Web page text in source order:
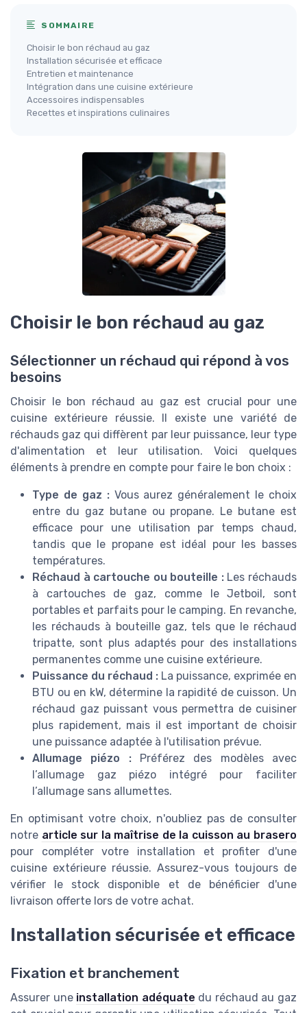
SOMMAIRE
Choisir le bon réchaud au gaz
Installation sécurisée et efficace
Entretien et maintenance
Intégration dans une cuisine extérieure
Accessoires indispensables
Recettes et inspirations culinaires
Choisir le bon réchaud au gaz
Sélectionner un réchaud qui répond à vos
besoins
Choisir le bon réchaud au gaz est crucial pour une
cuisine extérieure réussie. Il existe une variété de
réchauds gaz qui diffèrent par leur puissance, leur type
d'alimentation et leur utilisation. Voici quelques
éléments à prendre en compte pour faire le bon choix :
Type de gaz :Vous aurez généralement le choix
entre du gaz butane ou propane. Le butane est
efficace pour une utilisation par temps chaud,
tandis que le propane est idéal pour les basses
températures.
Réchaud à cartouche ou bouteille :Les réchauds
à cartouches de gaz, comme le Jetboil, sont
portables et parfaits pour le camping. En revanche,
les réchauds à bouteille gaz, tels que le réchaud
tripatte, sont plus adaptés pour des installations
permanentes comme une cuisine extérieure.
Puissance du réchaud : La puissance, exprimée en
BTU ou en kW, détermine la rapidité de cuisson. Un
réchaud gaz puissant vous permettra de cuisiner
plus rapidement, mais il est important de choisir
une puissance adaptée à l'utilisation prévue.
Allumage piézo :Préférez des modèles avec
l’allumage gaz piézo intégré pour faciliter
l’allumage sans allumettes.
En optimisant votre choix, n'oubliez pas de consulter
notre article sur la maîtrise de la cuisson au brasero
pour compléter votre installation et profiter d'une
cuisine extérieure réussie. Assurez-vous toujours de
vérifier le stock disponible et de bénéficier d'une
livraison offerte lors de votre achat.
Installation sécurisée et efficace
Fixation et branchement
Assurer une installation adéquate du réchaud au gaz